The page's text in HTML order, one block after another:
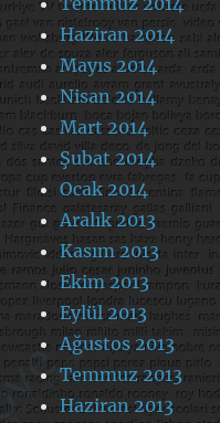
Haziran 2014
Mayıs 2014
Nisan 2014
Mart 2014
Şubat 2014
Ocak 2014
Aralık 2013
Kasım 2013
Ekim 2013
Eylül 2013
Ağustos 2013
Temmuz 2013
Haziran 2013